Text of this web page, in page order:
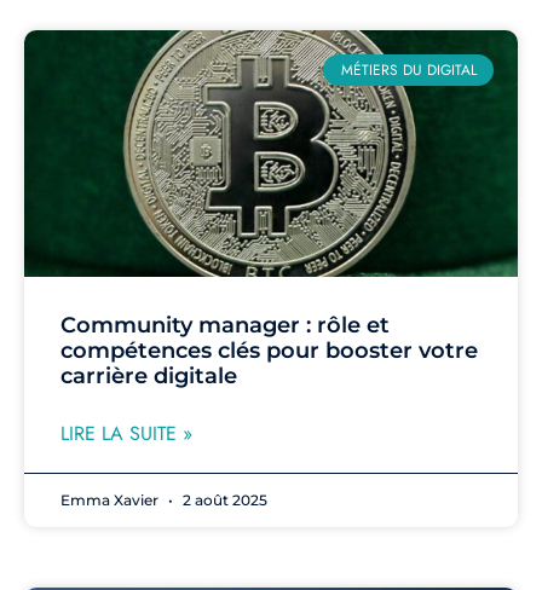
MÉTIERS DU DIGITAL
Community manager : rôle et
compétences clés pour booster votre
carrière digitale
LIRE LA SUITE »
Emma Xavier 2 août 2025